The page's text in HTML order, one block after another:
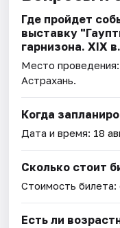
Где пройдет
выставку
гарнизона. XIX
Место
Астрахань.
Когда
Дата и время: 18
Сколько стоит
Стоимость билета:
Есть ли